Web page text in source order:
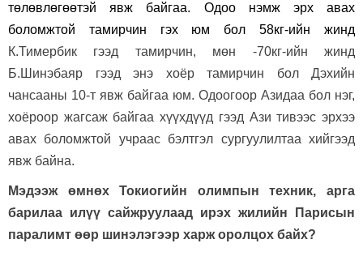
төлөвлөгөөтэй явж байгаа. Одоо нэмж эрх авах
боломжтой тамирчин гэх юм бол 58кг-ийн жинд
К.Тимербик гээд тамирчин, мөн -70кг-ийн жинд
Б.Шинэбаяр гээд энэ хоёр тамирчин бол Дэхийн
чансааны 10-т явж байгаа юм. Одоогоор Азидаа бол нэг,
хоёроор жагсаж байгаа хүүхдүүд гээд Ази тивээс эрхээ
авах боломжтой учраас бэлтгэл сургуулилтаа хийгээд
явж байна.
Мэдээж өмнөх Токиогийн олимпын техник, арга
барилаа илүү сайжруулаад ирэх жилийн Парисын
паралимт өөр шинэлэгээр харж оролцох байх?